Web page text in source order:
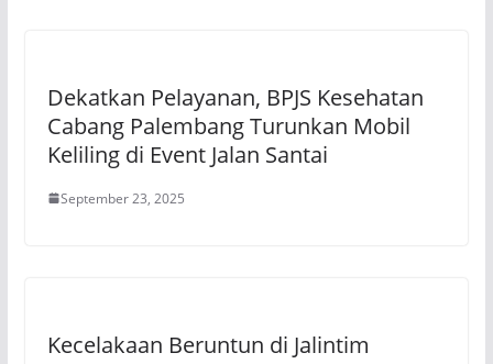
Dekatkan Pelayanan, BPJS Kesehatan
Cabang Palembang Turunkan Mobil
Keliling di Event Jalan Santai
September 23, 2025
Kecelakaan Beruntun di Jalintim